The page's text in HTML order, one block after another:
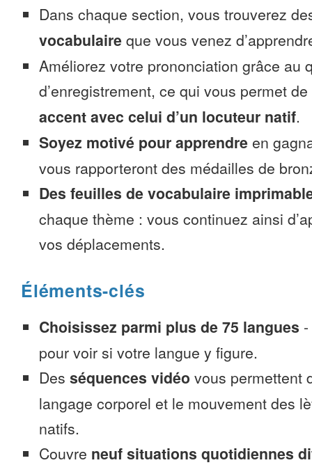
Dans chaque section, vous trouverez
vocabulaire que vous venez
Améliorez votre prononciation grâce au
d’enregistrement, ce qui vous permet de
accent avec celui d’un locuteur natif.
Soyez motivé pour apprendre en
vous rapporteront des médailles de
Des feuilles de vocabulaire
chaque thème : vous continuez ainsi
vos déplacements.
Éléments-clés
Choisissez parmi plus de 75 langues -
pour voir si votre langue y figure.
Des séquences vidéo vous permettent
langage corporel et le mouvement des
natifs.
Couvre neuf situations quotidiennes